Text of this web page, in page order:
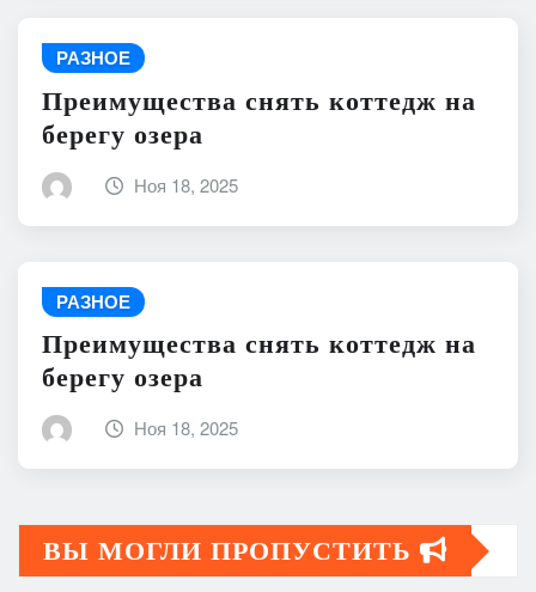
РАЗНОЕ
Преимущества снять коттедж на
берегу озера
Ноя 18, 2025
РАЗНОЕ
Преимущества снять коттедж на
берегу озера
Ноя 18, 2025
ВЫ МОГЛИ ПРОПУСТИТЬ